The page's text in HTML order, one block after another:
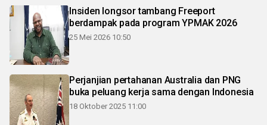
Insiden longsor tambang Freeport
berdampak pada program YPMAK 2026
25 Mei 2026 10:50
Perjanjian pertahanan Australia dan PNG
buka peluang kerja sama dengan Indonesia
18 Oktober 2025 11:00